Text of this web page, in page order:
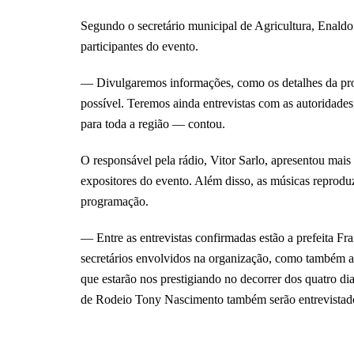
Segundo o secretário municipal de Agricultura,
participantes do evento.
— Divulgaremos informações, como os detalhes da
possível. Teremos ainda entrevistas com as
para toda a região — contou.
O responsável pela rádio, Vitor Sarlo, apresentou
expositores do evento. Além disso, as músicas
programação.
— Entre as entrevistas confirmadas estão a prefeita
secretários envolvidos na organização, como também
que estarão nos prestigiando no decorrer dos quatro
de Rodeio Tony Nascimento também serão